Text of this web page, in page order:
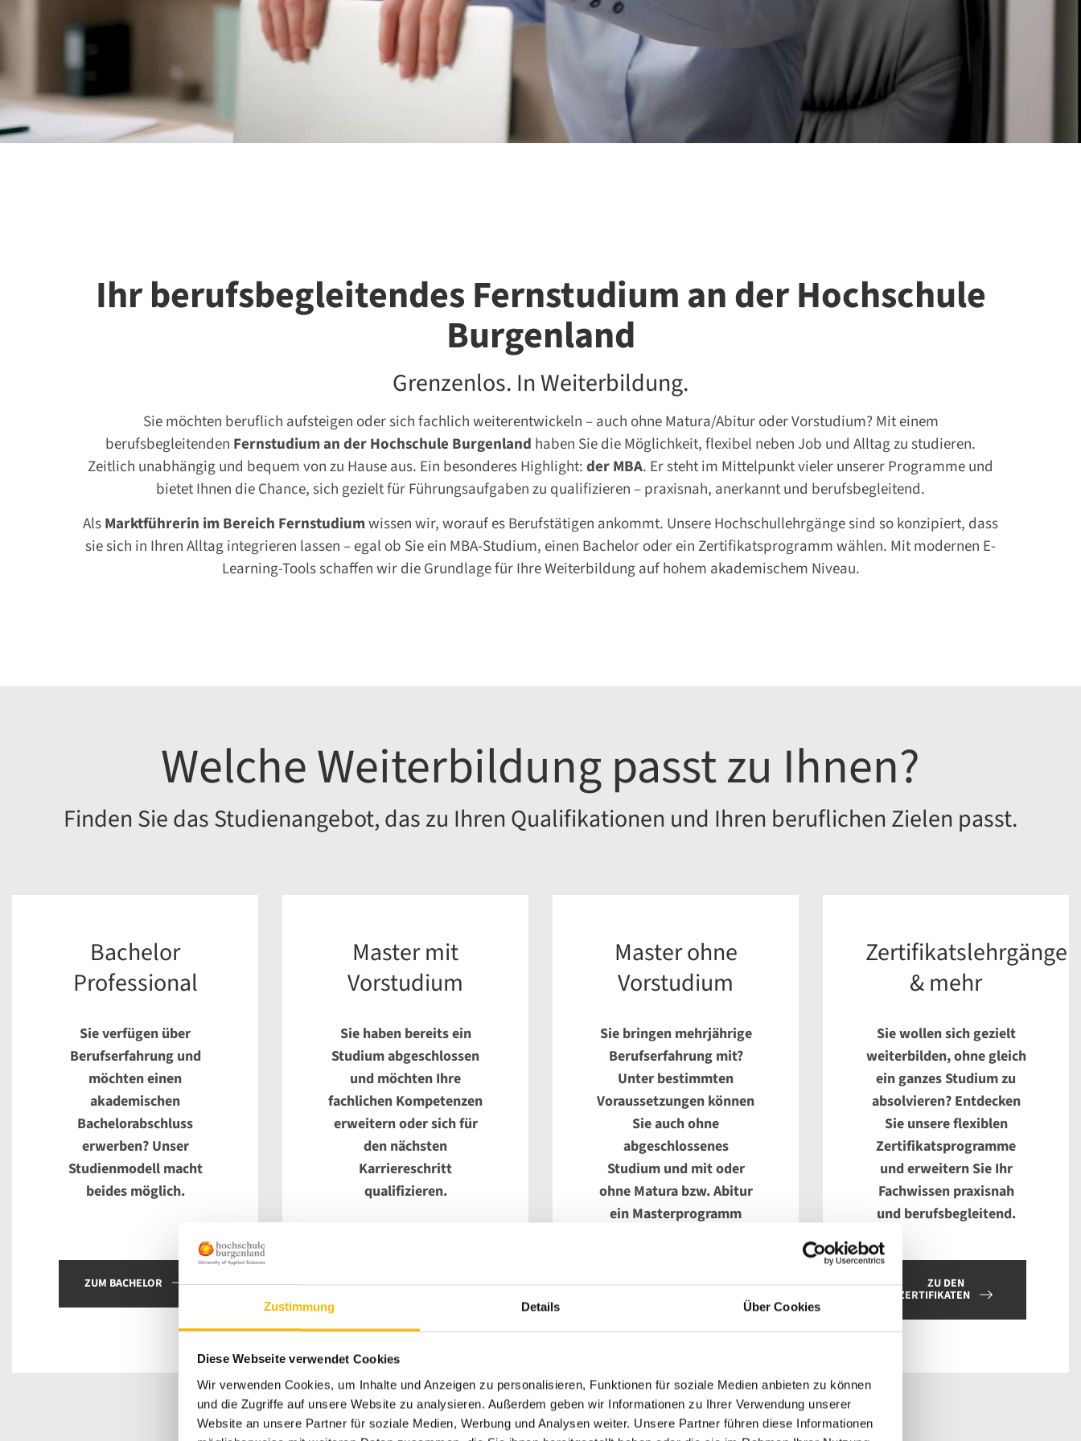
Zustimmung Details Über Cookies
Diese Webseite verwendet Cookies
Wir verwenden Cookies, um Inhalte und Anzeigen zu personalisieren, Funktionen für soziale Medien anbieten zu können
und die Zugriffe auf unsere Website zu analysieren. Außerdem geben wir Informationen zu Ihrer Verwendung unserer
Website an unsere Partner für soziale Medien, Werbung und Analysen weiter. Unsere Partner führen diese Informationen
Ihr berufsbegleitendes Fernstudium an der Hochschule
Burgenland
Grenzenlos. In Weiterbildung.
Sie möchten beruflich aufsteigen oder sich fachlich weiterentwickeln – auch ohne Matura/Abitur oder Vorstudium? Mit einem
berufsbegleitenden Fernstudium an der Hochschule Burgenland haben Sie die Möglichkeit, flexibel neben Job und Alltag zu studieren.
Zeitlich unabhängig und bequem von zu Hause aus. Ein besonderes Highlight:der MBA. Er steht im Mittelpunkt vieler unserer Programme und
bietet Ihnen die Chance, sich gezielt für Führungsaufgaben zu qualifizieren – praxisnah, anerkannt und berufsbegleitend.
AlsMarktführerin im Bereich Fernstudiumwissen wir, worauf es Berufstätigen ankommt. Unsere Hochschullehrgänge sind so konzipiert, dass
sie sich in Ihren Alltag integrieren lassen – egal ob Sie ein MBA-Studium, einen Bachelor oder ein Zertifikatsprogramm wählen. Mit modernen E-
Learning-Tools schaffen wir die Grundlage für Ihre Weiterbildung auf hohem akademischem Niveau.
Welche Weiterbildung passt zu Ihnen?
Finden Sie das Studienangebot, das zu Ihren Qualifikationen und Ihren beruflichen Zielen passt.
Bachelor
Professional
Sie verfügen über
Berufserfahrung und
möchten einen
akademischen
Bachelorabschluss
erwerben? Unser
Studienmodell macht
beides möglich.
ZUM BACHELOR
Master mit
Vorstudium
Sie haben bereits ein
Studium abgeschlossen
und möchten Ihre
fachlichen Kompetenzen
erweitern oder sich für
den nächsten
Karriereschritt
qualifizieren.
ZUM MASTER
Master ohne
Vorstudium
Sie bringen mehrjährige
Berufserfahrung mit?
Unter bestimmten
Voraussetzungen können
Sie auch ohne
abgeschlossenes
Studium und mit oder
ohne Matura bzw. Abitur
ein Masterprogramm
Zertifikatslehrgänge
& mehr
Sie wollen sich gezielt
weiterbilden, ohne gleich
ein ganzes Studium zu
absolvieren? Entdecken
Sie unsere flexiblen
Zertifikatsprogramme
und erweitern Sie Ihr
Fachwissen praxisnah
und berufsbegleitend.
ZU DEN
ZERTIFIKATEN